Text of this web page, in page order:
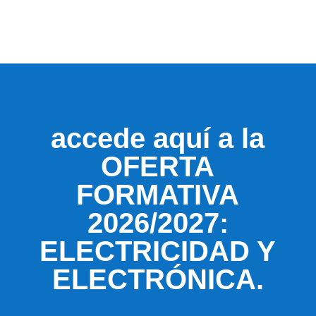
accede aquí a la
OFERTA
FORMATIVA
2026/2027:
ELECTRICIDAD Y
ELECTRÓNICA.